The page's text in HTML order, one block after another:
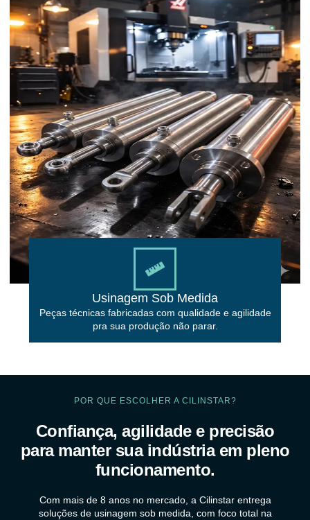
Usinagem Sob Medida
Peças técnicas fabricadas com qualidade e agilidade
pra sua produção não parar.
POR QUE ESCOLHER A CILINSTAR?
Confiança, agilidade e precisão
para manter sua indústria em pleno
funcionamento.
Com mais de 8 anos no mercado, a Cilinstar entrega
soluções de usinagem sob medida, com foco total na